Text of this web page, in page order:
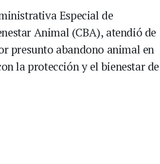
Especial de
Animal (CBA), atendió de
presunto abandono animal en
la protección y el bienestar de